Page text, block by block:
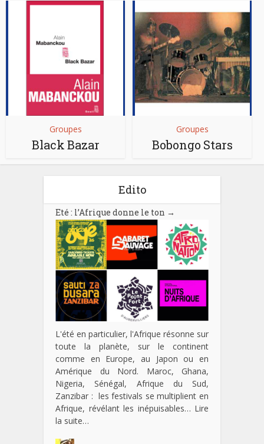
Groupes
Black Bazar
Groupes
Bobongo Stars
Edito
Eté : l’Afrique donne le ton →
L'été en particulier, l'Afrique résonne sur
toute la planète, sur le continent
comme en Europe, au Japon ou en
Amérique du Nord. Maroc, Ghana,
Nigeria, Sénégal, Afrique du Sud,
Zanzibar : les festivals se multiplient en
Afrique, révélant les inépuisables… Lire
la suite…